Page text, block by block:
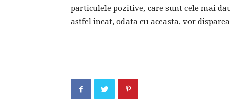
particulele pozitive, care sunt cele mai
astfel incat, odata cu aceasta, vor